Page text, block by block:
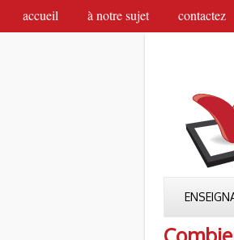
accueil à notre sujet contactez